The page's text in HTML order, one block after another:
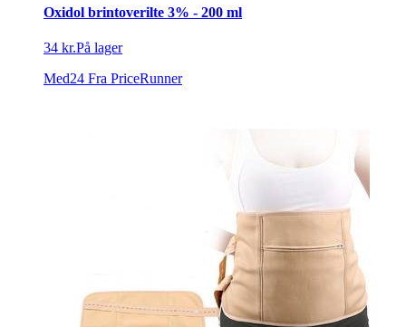
Oxidol brintoverilte 3% - 200 ml
34 kr.På lager
Med24 Fra PriceRunner